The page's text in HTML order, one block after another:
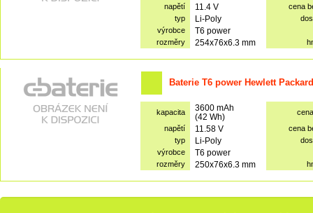
napětí
11.4 V
cena
typ
Li-Poly
výrobce
T6 power
rozměry 254x76x6.3 mm
Baterie T6 power Hewlett
kapacita
3600 mAh
(42 Wh)
napětí
11.58 V
cena
typ
Li-Poly
výrobce
T6 power
rozměry 250x76x6.3 mm